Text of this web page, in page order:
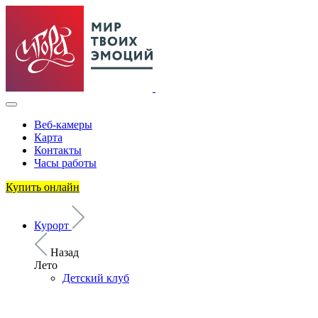
Веб-камеры
Карта
Контакты
Часы работы
Купить онлайн
Курорт
Назад
Лето
Детский клуб